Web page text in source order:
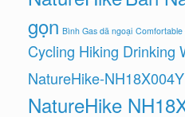
gọn Bình Gas dã ngoại Comfortable
Cycling Hiking Drinking
NatureHike-NH18X004Y
NatureHike